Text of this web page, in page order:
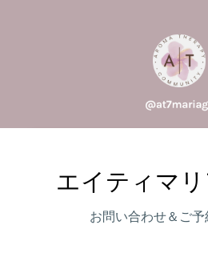
エイティマ
お問い合わせ＆ご